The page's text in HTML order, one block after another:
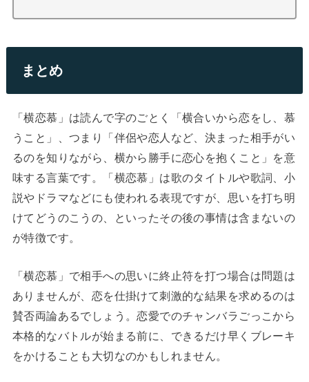
まとめ
「横恋慕」は読んで字のごとく「横合いから恋をし、慕
うこと」、つまり「伴侶や恋人など、決まった相手がい
るのを知りながら、横から勝手に恋心を抱くこと」を意
味する言葉です。「横恋慕」は歌のタイトルや歌詞、小
説やドラマなどにも使われる表現ですが、思いを打ち明
けてどうのこうの、といったその後の事情は含まないの
が特徴です。
「横恋慕」で相手への思いに終止符を打つ場合は問題は
ありませんが、恋を仕掛けて刺激的な結果を求めるのは
賛否両論あるでしょう。恋愛でのチャンバラごっこから
本格的なバトルが始まる前に、できるだけ早くブレーキ
をかけることも大切なのかもしれません。